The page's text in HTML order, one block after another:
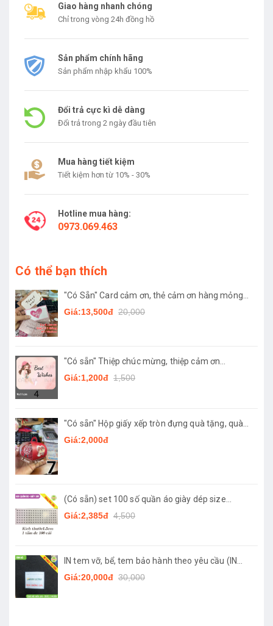
Giao hàng nhanh chóng
Chỉ trong vòng 24h đồng hồ
Sản phẩm chính hãng
Sản phẩm nhập khẩu 100%
Đổi trả cực kì dễ dàng
Đổi trả trong 2 ngày đầu tiên
Mua hàng tiết kiệm
Tiết kiệm hơn từ 10% - 30%
Hotline mua hàng:
0973.069.463
Có thể bạn thích
"Có Sẵn" Card cảm ơn, thẻ cảm ơn hàng mỏng
kích thước 10x6cm.
Giá:13,500đ 20,000
"Có sẵn" Thiệp chúc mừng, thiệp cảm ơn
9x11cm, phong bì
Giá:1,200đ 1,500
"Có sẵn" Hộp giấy xếp tròn đựng quà tặng, quà
tặng đám cưới.
Giá:2,000đ
(Có sẵn) set 100 số quần áo giày dép size
1,5cm
Giá:2,385đ 4,500
IN tem vỡ, bể, tem bảo hành theo yêu cầu (IN
TỐI THIỂU 3 TỜ)
Giá:20,000đ 30,000